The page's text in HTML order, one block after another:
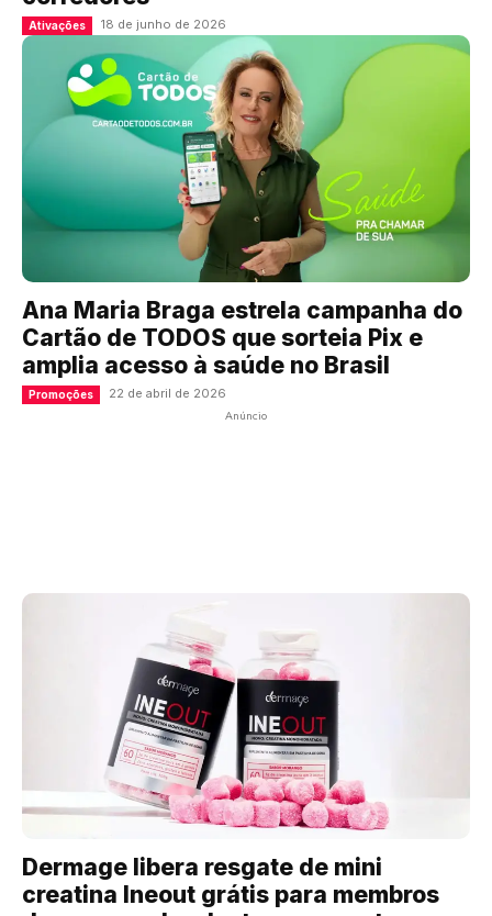
Ativações 18 de junho de 2026
Ana Maria Braga estrela campanha do
Cartão de TODOS que sorteia Pix e
amplia acesso à saúde no Brasil
Promoções 22 de abril de 2026
Anúncio
Dermage libera resgate de mini
creatina Ineout grátis para membros